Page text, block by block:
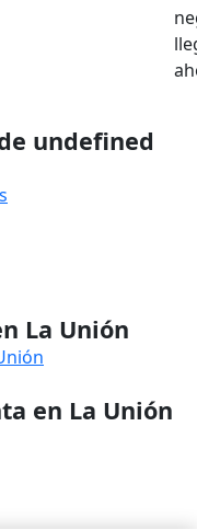
undefined
La Unión
en La Unión